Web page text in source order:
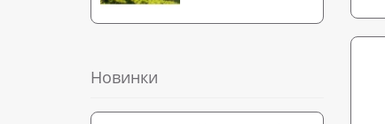
Новинки